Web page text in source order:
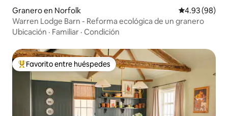
Granero en Norfolk Calificación
4.93 (98)
Warren Lodge Barn - Reforma ecológica de un granero
Ubicación · Familiar · Condición
Favorito entre huéspedes preferido
Favorito entre huéspedes